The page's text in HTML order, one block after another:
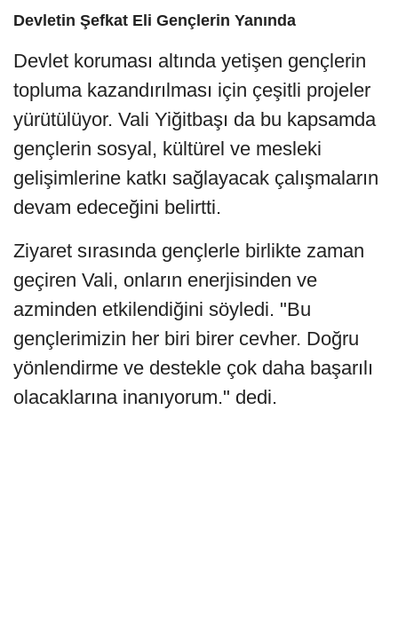
Devletin Şefkat Eli Gençlerin Yanında
Devlet koruması altında yetişen gençlerin
topluma kazandırılması için çeşitli projeler
yürütülüyor. Vali Yiğitbaşı da bu kapsamda
gençlerin sosyal, kültürel ve mesleki
gelişimlerine katkı sağlayacak çalışmaların
devam edeceğini belirtti.
Ziyaret sırasında gençlerle birlikte zaman
geçiren Vali, onların enerjisinden ve
azminden etkilendiğini söyledi. "Bu
gençlerimizin her biri birer cevher. Doğru
yönlendirme ve destekle çok daha başarılı
olacaklarına inanıyorum." dedi.